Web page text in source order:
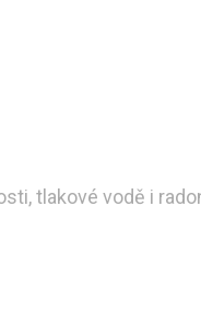
tlakové vodě i